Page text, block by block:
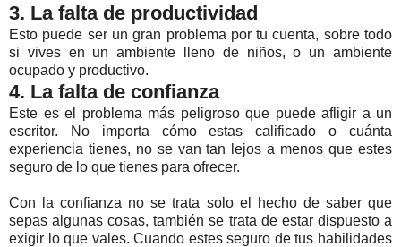
3. La falta de productividad
Esto puede ser un gran problema por tu cuenta, sobre todo
si vives en un ambiente lleno de niños, o un ambiente
ocupado y productivo.
4. La falta de confianza
Este es el problema más peligroso que puede afligir a un
escritor. No importa cómo estas calificado o cuánta
experiencia tienes, no se van tan lejos a menos que estes
seguro de lo que tienes para ofrecer.
Con la confianza no se trata solo el hecho de saber que
sepas algunas cosas, también se trata de estar dispuesto a
exigir lo que vales. Cuando estes seguro de tus habilidades